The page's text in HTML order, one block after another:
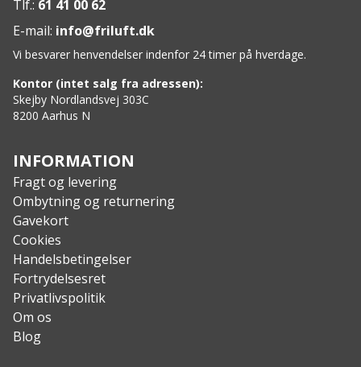
Tlf.: 61 41 00 62
E-mail: info@friluft.dk
Vi besvarer henvendelser indenfor 24 timer på hverdage.
Kontor (intet salg fra adressen):
Skejby Nordlandsvej 303C
8200 Aarhus N
INFORMATION
Fragt og levering
Ombytning og returnering
Gavekort
Cookies
Handelsbetingelser
Fortrydelsesret
Privatlivspolitik
Om os
Blog